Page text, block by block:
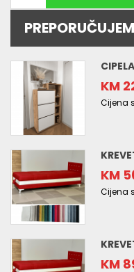
KM
Cijena
KM
Cijena
KM